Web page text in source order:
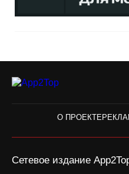
О ПРОЕКТЕ
Сетевое издание